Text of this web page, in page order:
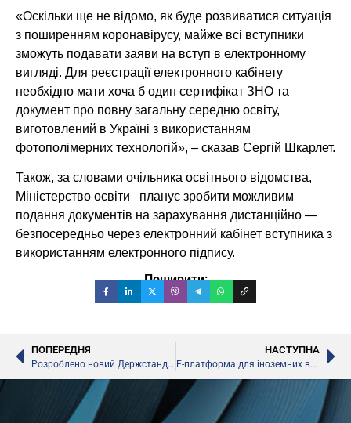
«Оскільки ще не відомо, як буде розвиватися ситуація
з поширенням коронавірусу, майже всі вступники
зможуть подавати заяви на вступ в електронному
вигляді. Для реєстрації електронного кабінету
необхідно мати хоча б один сертифікат ЗНО та
документ про повну загальну середню освіту,
виготовлений в Україні з використанням
фотополімерних технологій», – сказав Сергій Шкарлет.
Також, за словами очільника освітнього відомства,
Міністерство освіти планує зробити можливим
подання документів на зарахування дистанційно —
безпосередньо через електронний кабінет вступника з
використанням електронного підпису.
Поширити:
ПОПЕРЕДНЯ
Розроблено новий Держстандарт профосвіти, – МОН
НАСТУПНА
Е-платформа для іноземних вступників